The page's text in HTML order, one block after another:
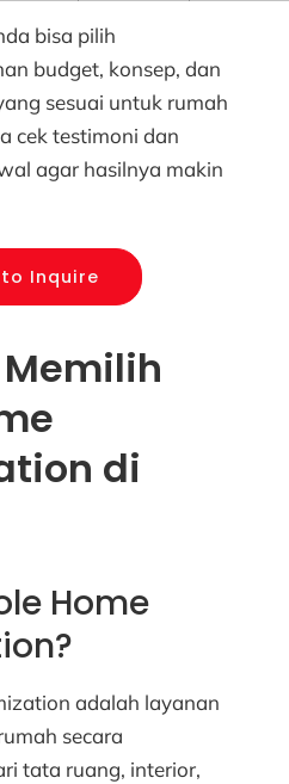
bisa pilih
budget, konsep, dan
sesuai untuk rumah
cek testimoni dan
agar hasilnya makin
Inquire
di
Home
adalah layanan
secara
tata ruang, interior,